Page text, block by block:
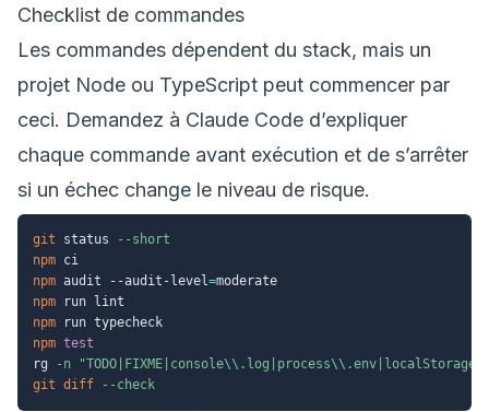
Checklist de commandes
Les commandes dépendent du stack, mais un
projet Node ou TypeScript peut commencer par
ceci. Demandez à Claude Code d’expliquer
chaque commande avant exécution et de s’arrêter
si un échec change le niveau de risque.
git status
--short
npm
npm audit --audit-level=
npm
npm
npm test
rg
-n "TODO|FIXME|console\\ .log|process\\
git diff --check